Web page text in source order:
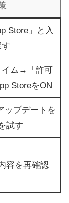
Store」と入
ム→「許可
StoreをON
ップデートを
試す
容を再確認